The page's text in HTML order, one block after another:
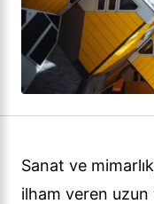
Sanat ve
ilham veren